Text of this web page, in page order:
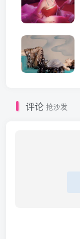
评论 抢沙发